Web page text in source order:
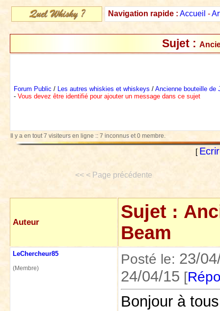
Navigation rapide : Accueil -
Sujet :
Forum Public / Les autres whiskies et whiskeys / Ancienne bouteille de
- Vous devez être identifié pour ajouter un message dans ce sujet
Il y a en tout 7 visiteurs en ligne :: 7 inconnus et 0 membre.
[
<< < Page précédente
Auteur Sujet :
Beam
LeChercheur85
(Membre)
Posté le: 23/
24/04/15 [
Bonjour à